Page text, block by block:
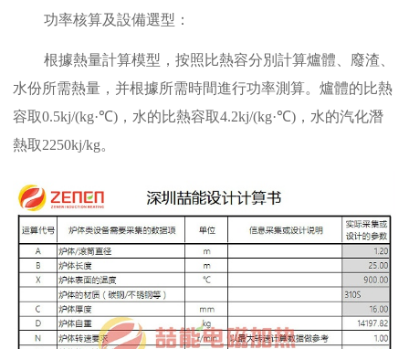
功率核算及設備選型：
根據熱量計算模型，按照比熱容分別計算爐體、廢渣、
水份所需熱量，并根據所需時間進行功率測算。爐體的比熱
容取0.5kj/(kg·℃)，水的比熱容取4.2kj/(kg·℃)，水的汽化潛
熱取2250kj/kg。